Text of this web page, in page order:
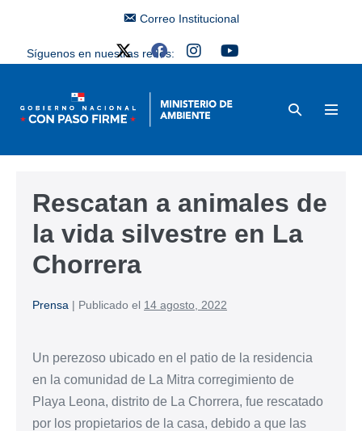
Correo Institucional
Síguenos en nuestras redes:
Rescatan a animales de
la vida silvestre en La
Chorrera
Prensa | Publicado el 14 agosto, 2022
Un perezoso ubicado en el patio de la residencia
en la comunidad de La Mitra corregimiento de
Playa Leona, distrito de La Chorrera, fue rescatado
por los propietarios de la casa, debido a que las